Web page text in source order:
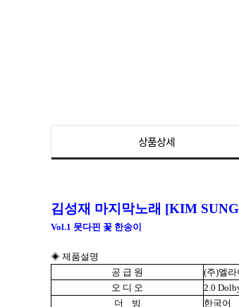
상품상세
김성재 마지막노래 [KIM
Vol.1 못다핀 꽃 한송이
◈ 제품설명
공 급 원
(주)엘라
오 디 오
2.0
더 빙
한국어